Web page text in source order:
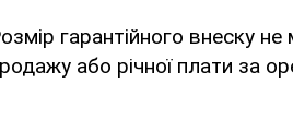
гарантійного внеску
або річної плати за